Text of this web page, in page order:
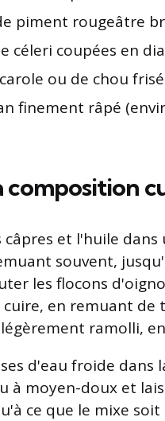
piment rougeâtre
céleri coupées en
ou de chou
finement râpé
composition
câpres et l'huile
souvent,
les flocons
en remuant de
ramolli,
d'eau froide dans
à moyen-doux et
ce que le mixe